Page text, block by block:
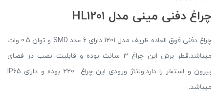
چراغ دفنی مینی مدل HL1201
چراغ دفنی فوق العاده ظریف مدل 1201 دارای 6 عدد SMD و توان 0.5 وات
میباشد.قطر برش این چراغ 3 سانت بوده و قابلیت نصب در فضای
بیرون و استخر را دارد.ولتاژ ورودی این چراغ 220 بوده و دارای IP65
میباشد.